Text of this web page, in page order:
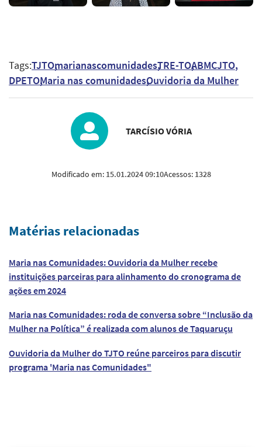
Tags:TJTOmarianascomunidadesTRE-TOABMCJTO
DPETOMaria nas comunidadesOuvidoria da Mulher
TARCÍSIO VÓRIA
Modificado em: 15.01.2024 09:10Acessos: 1328
Matérias relacionadas
Maria nas Comunidades: Ouvidoria da Mulher recebe
instituições parceiras para alinhamento do cronograma de
ações em 2024
Maria nas Comunidades: roda de conversa sobre “Inclusão da
Mulher na Política” é realizada com alunos de Taquaruçu
Ouvidoria da Mulher do TJTO reúne parceiros para discutir
programa 'Maria nas Comunidades"